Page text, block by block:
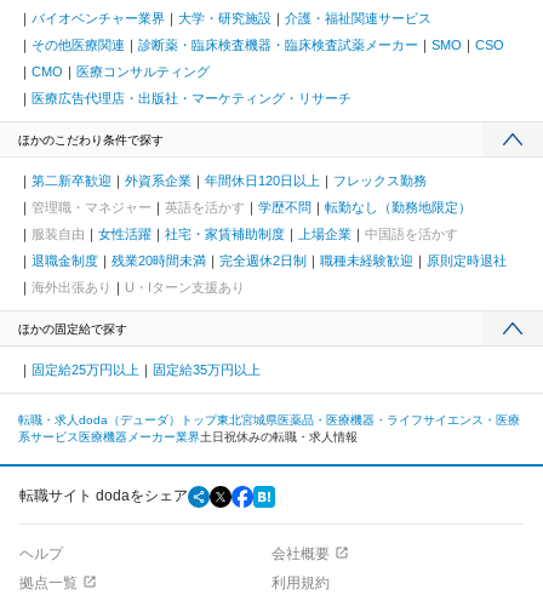
バイオベンチャー業界
大学・研究施設
介護・福祉関連サービス
その他医療関連
診断薬・臨床検査機器・臨床検査試薬メーカー SMO
CSO
CMO
医療コンサルティング
医療広告代理店・出版社・マーケティング・リサーチ
ほかのこだわり条件で探す
第二新卒歓迎 外資系企業 年間休日120日以上
フレックス勤務
管理職・マネジャー
英語を活かす 学歴不問
転勤なし（勤務地限定）
服装自由
女性活躍 社宅・家賃補助制度 上場企業
中国語を活かす
退職金制度
残業20時間未満 完全週休2日制 職種未経験歓迎
原則定時退社
海外出張あり
U・Iターン支援あり
ほかの固定給で探す
固定給25万円以上 固定給35万円以上
転職・求人doda（デューダ）トップ東北宮城県医薬品・医療機器・ライフサイエンス・医療
系サービス 医療機器メーカー業界土日祝休みの転職・求人情報
転職サイト dodaをシェア
ヘルプ
会社概要
拠点一覧
利用規約